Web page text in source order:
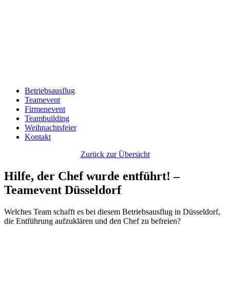
Betriebsausflug
Teamevent
Firmenevent
Teambuilding
Weihnachtsfeier
Kontakt
Zurück zur Übersicht
Hilfe, der Chef wurde entführt! –
Teamevent Düsseldorf
Welches Team schafft es bei diesem Betriebsausflug in Düsseldorf,
die Entführung aufzuklären und den Chef zu befreien?